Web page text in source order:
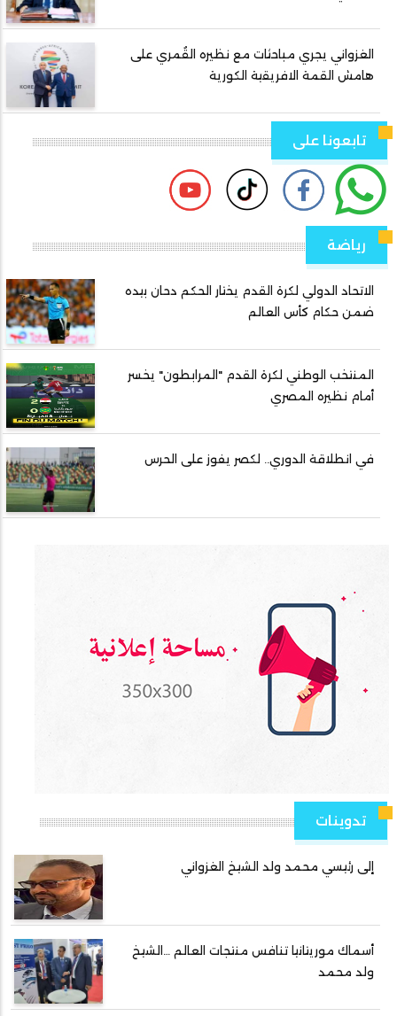
الغزواني يجري مباحثات مع نظيره القُمري على
هامش القمة الافريقية الكورية
تابعونا على
رياضة
الاتحاد الدولي لكرة القدم يختار الحكم دحان بيده
ضمن حكام كأس العالم
المنتخب الوطني لكرة القدم "المرابطون" يخسر
أمام نظيره المصري
في انطلاقة الدوري.. لكصر يفوز على الحرس
تدوينات
إلى رئيسي محمد ولد الشيخ الغزواني
أسماك موريتانيا تنافس منتجات العالم …الشيخ
ولد محمد